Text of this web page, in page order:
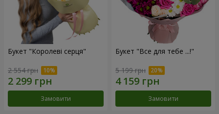
Букет "Королеві серця"
2 554 грн
Замовити
Букет "Все для тебе ...!"
5 199 грн
Замовити